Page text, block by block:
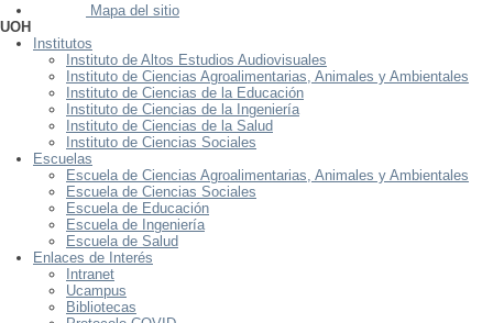
Mapa del sitio
UOH
Institutos
Instituto de Altos Estudios Audiovisuales
Instituto de Ciencias Agroalimentarias, Animales y Ambientales
Instituto de Ciencias de la Educación
Instituto de Ciencias de la Ingeniería
Instituto de Ciencias de la Salud
Instituto de Ciencias Sociales
Escuelas
Escuela de Ciencias Agroalimentarias, Animales y Ambientales
Escuela de Ciencias Sociales
Escuela de Educación
Escuela de Ingeniería
Escuela de Salud
Enlaces de Interés
Intranet
Ucampus
Bibliotecas